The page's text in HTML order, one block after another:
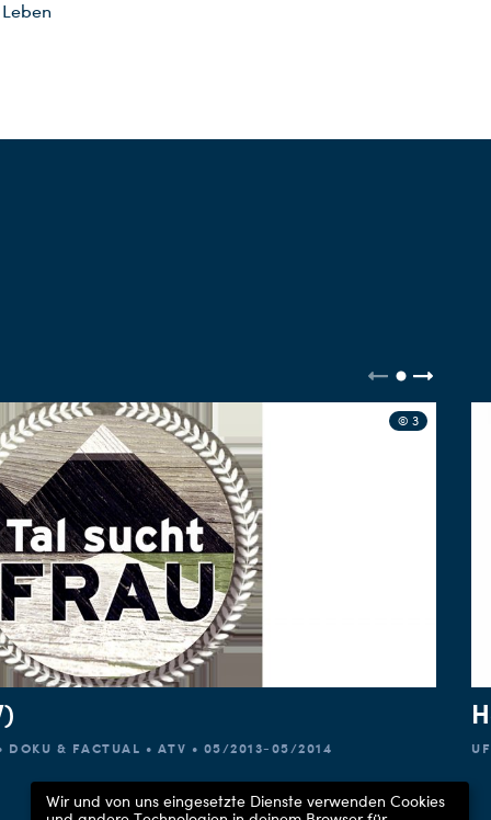
© 3
DOKU & FACTUAL • ATV • 05/2013-05/2014
Wir und von uns eingesetzte Dienste verwenden Cookies